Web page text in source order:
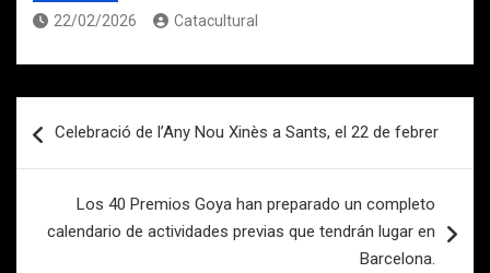
22/02/2026 Catacultural
de
Celebració de l’Any Nou Xinès a Sants, el 22 de febrer
Los 40 Premios Goya han preparado un completo
calendario de actividades previas que tendrán lugar en
Barcelona.